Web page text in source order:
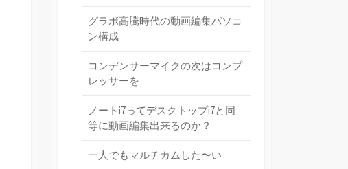
グラボ高騰時代の動画編集パソコ
ン構成
コンデンサーマイクの次はコンプ
レッサーを
ノートi7ってデスクトップi7と同
等に動画編集出来るのか？
一人でもマルチカムした〜い